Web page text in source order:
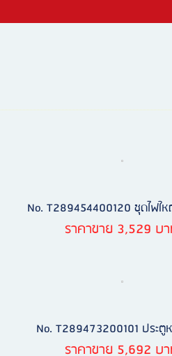
No. T289454400120 ชุดไฟใ
ราคาขาย 3,529 บ
No. T289473200101 ประตู
ราคาขาย 5,692 บ